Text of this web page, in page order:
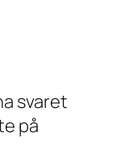
svaret
på